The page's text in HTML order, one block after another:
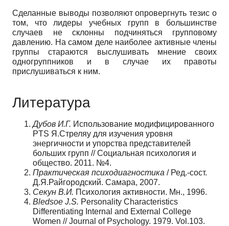
Сделанные выводы позволяют опровергнуть тезис о
том, что лидеры учебных групп в большинстве
случаев не склонны подчиняться групповому
давлению. На самом деле наиболее активные члены
группы стараются выслушивать мнение своих
одногруппников и в случае их правоты
прислушиваться к ним.
Литература
Дубов И.Г. Использование модифицированного
PTS Я.Стреляу для изучения уровня
энергичности и упорства представителей
больших групп // Социальная психология и
общество. 2011. №4.
Практическая психодиагностика / Ред.-сост.
Д.Я.Райгородский. Самара, 2007.
Секун В.И. Психология активности. Мн., 1996.
Bledsoe J.S. Personality Characteristics
Differentiating Internal and External College
Women // Journal of Psychology. 1979. Vol.103.